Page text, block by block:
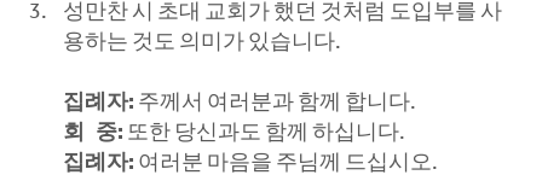
성만찬 시 초대 교회가 했던 것처럼 도입부를 사
용하는 것도 의미가 있습니다.
집례자: 주께서 여러분과 함께 합니다.
회 중: 또한 당신과도 함께 하십니다.
집례자: 여러분 마음을 주님께 드십시오.